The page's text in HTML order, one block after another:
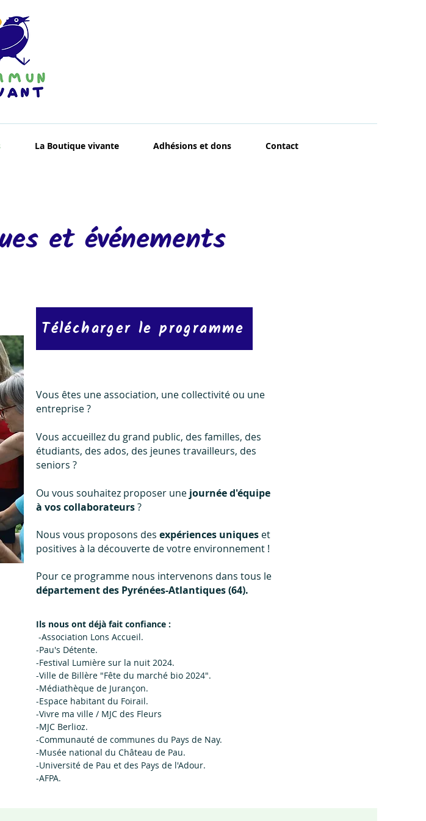
La Boutique vivante Adhésions et dons Contact
et événements
Télécharger le programme
Vous êtes une association, une collectivité ou une
entreprise ?
Vous accueillez du grand public, des familles, des
étudiants, des ados, des jeunes travailleurs, des
seniors ?
Ou vous souhaitez proposer une journée d'équipe
à vos collaborateurs?
Nous vous proposons des expériences uniques et
positives à la découverte de votre environnement !
Pour ce programme nous intervenons dans tous le
département des Pyrénées-Atlantiques (64).
Ils nous ont déjà fait confiance :
-Association Lons Accueil.
-Pau's Détente.
-Festival Lumière sur la nuit 2024.
-Ville de Billère "Fête du marché bio 2024".
-Médiathèque de Jurançon.
-Espace habitant du Foirail.
-Vivre ma ville / MJC des Fleurs
-MJC Berlioz.
-Communauté de communes du Pays de Nay.
-Musée national du Château de Pau.
-Université de Pau et des Pays de l'Adour.
-AFPA.